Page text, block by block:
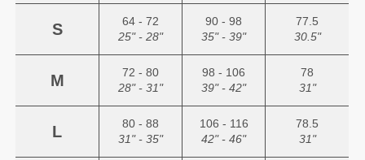
S
64 - 72
25" - 28"
90 - 98
35" - 39"
77.5
30.5"
M
72 - 80
28" - 31"
98 - 106
39" - 42"
78
31"
L
80 - 88
31" - 35"
106 - 116
42" - 46"
78.5
31"